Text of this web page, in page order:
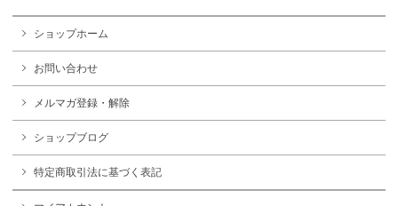
ショップホーム
お問い合わせ
メルマガ登録・解除
ショップブログ
特定商取引法に基づく表記